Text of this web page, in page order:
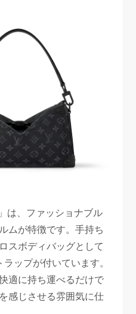
は、ファッショナブル
ムが特徴です。手持ち
スボディバッグとして
ップが付いています。
適に持ち運べるだけで
感じさせる雰囲気に仕